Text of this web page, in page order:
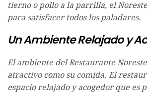
tierno o pollo a la parrilla, el
para satisfacer todos los paladares.
Un Ambiente Relajado y
El ambiente del Restaurante
atractivo como su comida. El
espacio relajado y acogedor que es